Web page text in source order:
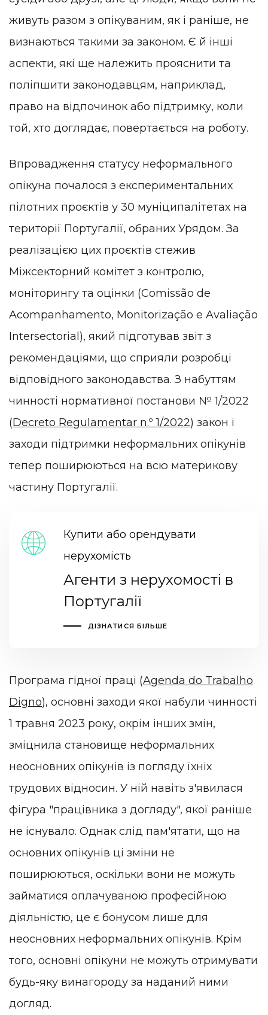
живуть разом з опікуваним, як і раніше, не
визнаються такими за законом. Є й інші
аспекти, які ще належить прояснити та
поліпшити законодавцям, наприклад,
право на відпочинок або підтримку, коли
той, хто доглядає, повертається на роботу.
Впровадження статусу неформального
опікуна почалося з експериментальних
пілотних проєктів у 30 муніципалітетах на
території Португалії, обраних Урядом. За
реалізацією цих проєктів стежив
Міжсекторний комітет з контролю,
моніторингу та оцінки (Comissão de
Acompanhamento, Monitorização e Avaliação
Intersectorial), який підготував звіт з
рекомендаціями, що сприяли розробці
відповідного законодавства. З набуттям
чинності нормативної постанови № 1/2022
(Decreto Regulamentar n.º 1/2022) закон і
заходи підтримки неформальних опікунів
тепер поширюються на всю материкову
частину Португалії.
Купити або орендувати
нерухомість
Агенти з нерухомості в
Португалії
ДІЗНАТИСЯ БІЛЬШЕ
Програма гідної праці (Agenda do Trabalho
Digno), основні заходи якої набули чинності
1 травня 2023 року, окрім інших змін,
зміцнила становище неформальних
неосновних опікунів із погляду їхніх
трудових відносин. У ній навіть з'явилася
фігура "працівника з догляду", якої раніше
не існувало. Однак слід пам'ятати, що на
основних опікунів ці зміни не
поширюються, оскільки вони не можуть
займатися оплачуваною професійною
діяльністю, це є бонусом лише для
неосновних неформальних опікунів. Крім
того, основні опікуни не можуть отримувати
будь-яку винагороду за наданий ними
догляд.